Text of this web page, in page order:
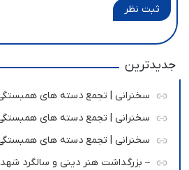
ثبت نظر
جدیدترین
سخنرانی | تجمع دسته های
سخنرانی | تجمع دسته های
سخنرانی | تجمع دسته های
– بزرگداشت هنر دینی و سالگرد